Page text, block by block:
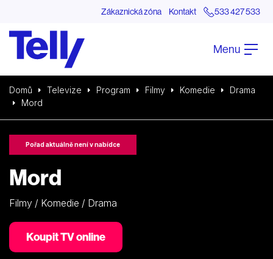
Zákaznická zóna Kontakt 533 427 533
Menu
Domů Televize Program Filmy Komedie
Drama
Mord
Pořad aktuálně není v nabídce
Mord
Filmy / Komedie / Drama
Koupit TV online